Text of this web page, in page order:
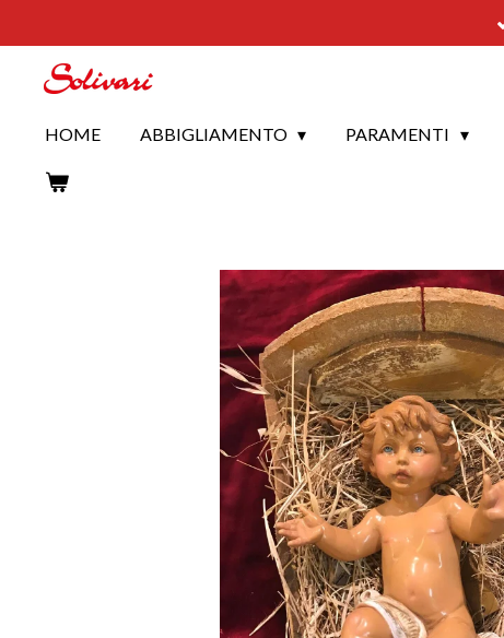
contenuto
HOME ABBIGLIAMENTO PARAMENTI